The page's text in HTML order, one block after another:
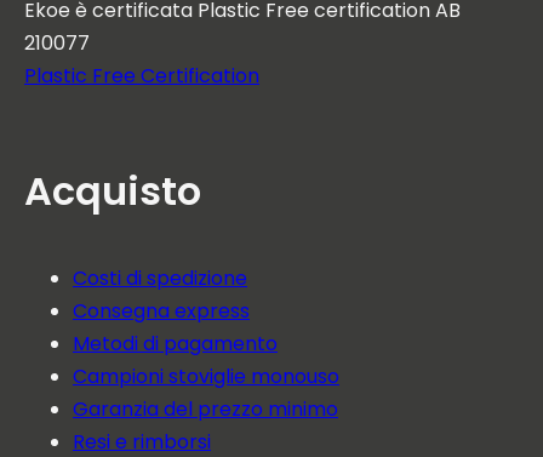
Ekoe è certificata Plastic Free certification AB
210077
Plastic Free Certification
Acquisto
Costi di spedizione
Consegna express
Metodi di pagamento
Campioni stoviglie monouso
Garanzia del prezzo minimo
Resi e rimborsi